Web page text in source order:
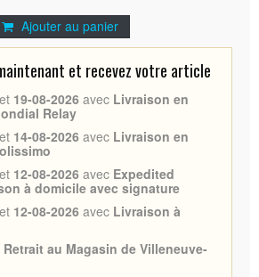
Ajouter au panier
et recevez votre article
et 19-08-2026 avec Livraison en
Relay
et 14-08-2026 avec Livraison en
et 12-08-2026 avec Expedited
à domicile avec signature
et 12-08-2026 avec Livraison à
Retrait au Magasin de Villeneuve-